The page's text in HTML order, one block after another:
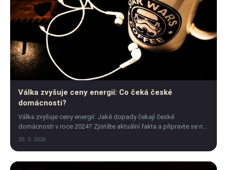
Válka zvyšuje ceny energií: Co čeká české
domácnosti?
Válka zvyšuje ceny energií: Jaké dopady čekají české
domácnosti v roce 2024? Zjistěte aktuální fakta a připravte se na
zdražování energií.
25. 3. 2026